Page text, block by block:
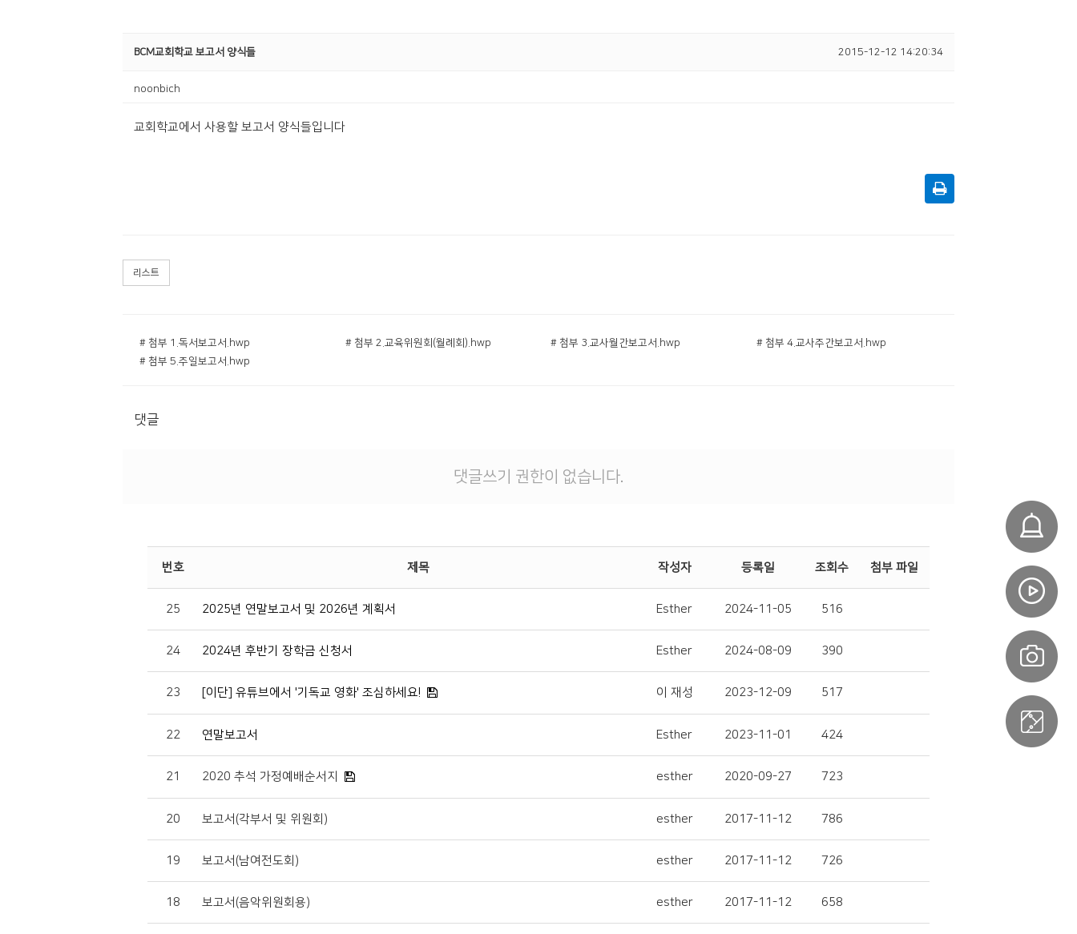
BCM교회학교 보고서 양식들 2015-12-12 14:20:34
noonbich
교회학교에서 사용할 보고서 양식들입니다
리스트
# 첨부 1.독서보고서.hwp # 첨부 2.교육위원회(월례회).hwp # 첨부 3.교사월간보고서.hwp
# 첨부 4.교사주간보고서.hwp
# 첨부 5.주일보고서.hwp
댓글
댓글쓰기 권한이 없습니다.
번호 제목 작성자 등록일 조회수 첨부 파일
25 2025년 연말보고서 및 2026년 계획서 Esther 2024-11-05 516
24 2024년 후반기 장학금 신청서 Esther 2024-08-09 390
23 [이단] 유튜브에서 '기독교 영화' 조심하세요! 이 재성 2023-12-09 517
22 연말보고서 Esther 2023-11-01 424
21 2020 추석 가정예배순서지 esther 2020-09-27 723
20 보고서(각부서 및 위원회) esther 2017-11-12 786
19 보고서(남여전도회) esther 2017-11-12 726
18 보고서(음악위원회용) esther 2017-11-12 658